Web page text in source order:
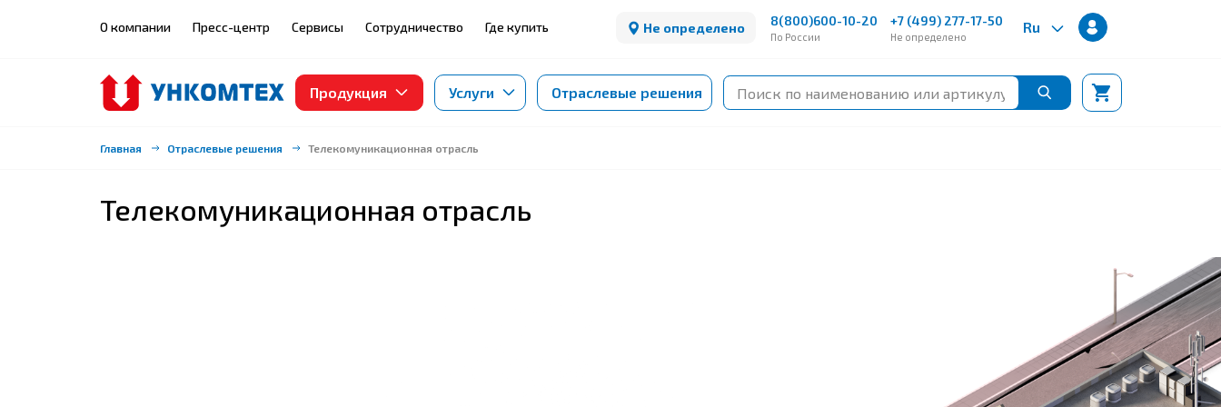
О компании Пресс-центр Сервисы Сотрудничество Где купить Не определено 8(800)600-10-20
По России
+7 (499) 277-17-50
Не определено
Ru
Продукция Услуги Отраслевые решения
Главная Отраслевые решения Телекомуникационная отрасль
Телекомуникационная отрасль